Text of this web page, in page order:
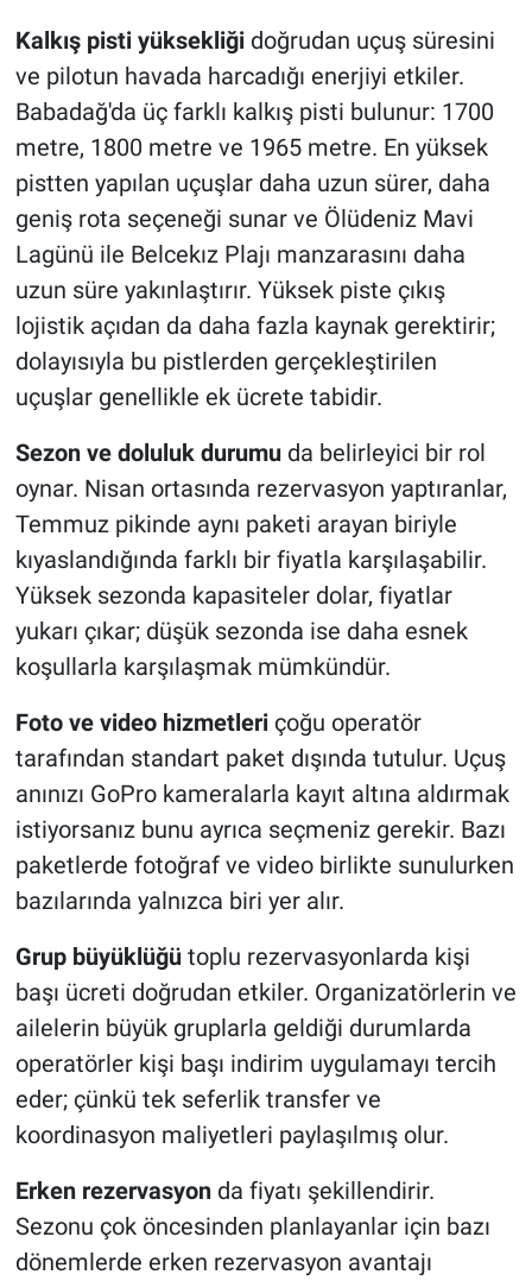
Kalkış pisti yüksekliğidoğrudan uçuş süresini
ve pilotun havada harcadığı enerjiyi etkiler.
Babadağ'da üç farklı kalkış pisti bulunur: 1700
metre, 1800 metre ve 1965 metre. En yüksek
pistten yapılan uçuşlar daha uzun sürer, daha
geniş rota seçeneği sunar ve Ölüdeniz Mavi
Lagünü ile Belcekız Plajı manzarasını daha
uzun süre yakınlaştırır. Yüksek piste çıkış
lojistik açıdan da daha fazla kaynak gerektirir;
dolayısıyla bu pistlerden gerçekleştirilen
uçuşlar genellikle ek ücrete tabidir.
Sezon ve doluluk durumuda belirleyici bir rol
oynar. Nisan ortasında rezervasyon yaptıranlar,
Temmuz pikinde aynı paketi arayan biriyle
kıyaslandığında farklı bir fiyatla karşılaşabilir.
Yüksek sezonda kapasiteler dolar, fiyatlar
yukarı çıkar; düşük sezonda ise daha esnek
koşullarla karşılaşmak mümkündür.
Foto ve video hizmetleriçoğu operatör
tarafından standart paket dışında tutulur. Uçuş
anınızı GoPro kameralarla kayıt altına aldırmak
istiyorsanız bunu ayrıca seçmeniz gerekir. Bazı
paketlerde fotoğraf ve video birlikte sunulurken
bazılarında yalnızca biri yer alır.
Grup büyüklüğütoplu rezervasyonlarda kişi
başı ücreti doğrudan etkiler. Organizatörlerin ve
ailelerin büyük gruplarla geldiği durumlarda
operatörler kişi başı indirim uygulamayı tercih
eder; çünkü tek seferlik transfer ve
koordinasyon maliyetleri paylaşılmış olur.
Erken rezervasyonda fiyatı şekillendirir.
Sezonu çok öncesinden planlayanlar için bazı
dönemlerde erken rezervasyon avantajı